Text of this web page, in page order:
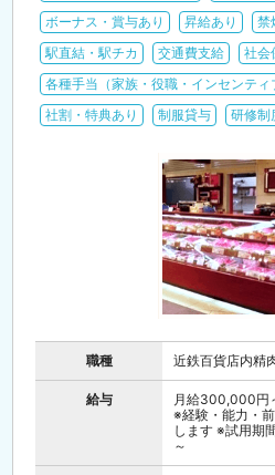
ボーナス・賞与あり
昇給あり 禁
駅直結・駅チカ
交通費支給
社会
各種手当（家族・役職・インセンティ
社割・特典あり
制服貸与 研修制
職種 近鉄百貨店内精
給与
月給300,000円
※経験・能力・
します ※試用期
～